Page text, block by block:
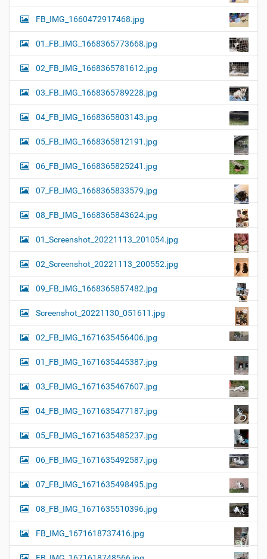
FB_IMG_1660472917468.jpg
01_FB_IMG_1668365773668.jpg
02_FB_IMG_1668365781612.jpg
03_FB_IMG_1668365789228.jpg
04_FB_IMG_1668365803143.jpg
05_FB_IMG_1668365812191.jpg
06_FB_IMG_1668365825241.jpg
07_FB_IMG_1668365833579.jpg
08_FB_IMG_1668365843624.jpg
01_Screenshot_20221113_201054.jpg
02_Screenshot_20221113_200552.jpg
09_FB_IMG_1668365857482.jpg
Screenshot_20221130_051611.jpg
02_FB_IMG_1671635456406.jpg
01_FB_IMG_1671635445387.jpg
03_FB_IMG_1671635467607.jpg
04_FB_IMG_1671635477187.jpg
05_FB_IMG_1671635485237.jpg
06_FB_IMG_1671635492587.jpg
07_FB_IMG_1671635498495.jpg
08_FB_IMG_1671635510396.jpg
FB_IMG_1671618737416.jpg